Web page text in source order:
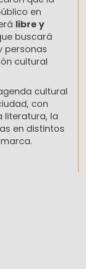
en
libre y
buscará
personas
cultural
cultural
con
literatura, la
en distintos